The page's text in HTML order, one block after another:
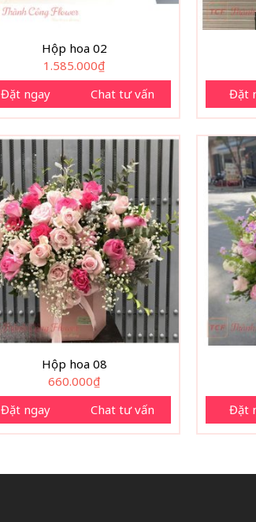
Hộp hoa 02
1.585.000₫
Đặt ngay
Chat tư vấn
Đặt
Hộp hoa 08
660.000₫
Đặt ngay
Chat tư vấn
Đặt